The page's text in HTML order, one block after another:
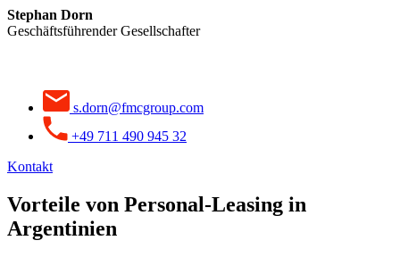
Stephan Dorn
Geschäftsführender Gesellschafter
s.dorn@fmcgroup.com
+49 711 490 945 32
Kontakt
Vorteile von Personal-Leasing in
Argentinien